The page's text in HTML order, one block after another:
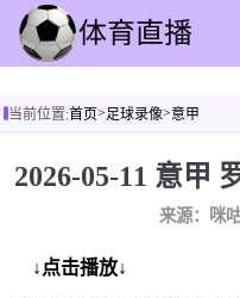
足球直播
足球动态
当前位置:首页>足球录像>意甲
来源：咪
↓点击播放↓